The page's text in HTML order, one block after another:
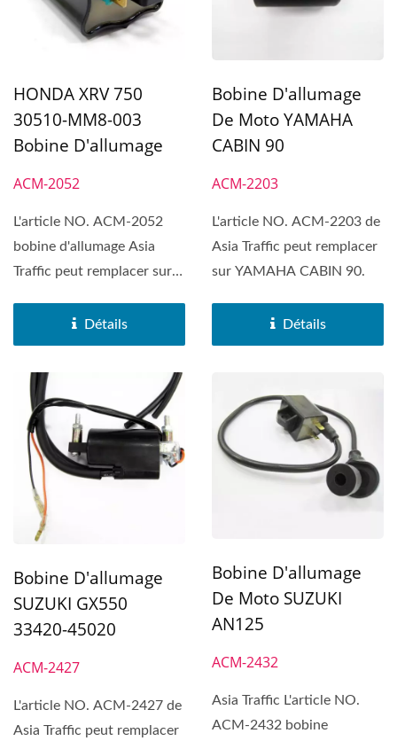
HONDA XRV 750
30510-MM8-003
Bobine D'allumage
ACM-2052
L'article NO. ACM-2052
bobine d'allumage Asia
Traffic peut remplacer sur
Détails
Bobine D'allumage
De Moto YAMAHA
CABIN 90
ACM-2203
L'article NO. ACM-2203 de
Asia Traffic peut remplacer
sur YAMAHA CABIN 90.
Détails
Bobine D'allumage
SUZUKI GX550
33420-45020
ACM-2427
L'article NO. ACM-2427 de
Asia Traffic peut remplacer
Bobine D'allumage
De Moto SUZUKI
AN125
ACM-2432
Asia Traffic L'article NO.
ACM-2432 bobine